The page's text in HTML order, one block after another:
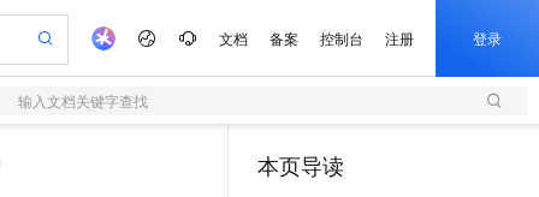
文档 备案 控制台 注册 登录
输入文档关键字查找
本页导读
平台百炼
轻量应用服务器
一句话生成原生可编辑精美 PPT 文稿
AI 活动
AI 生产力先锋
阿里云 OPC 创新助力计划
专业服务
计划 服务伙伴合作计划
Al MaaS 服务伙伴赋能合作
开发者社区
加入我们